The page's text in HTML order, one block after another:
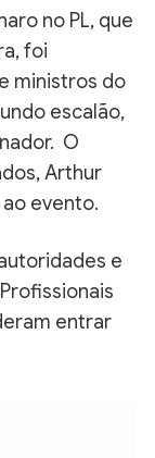
no PL, que
foi
ministros do
escalão,
O
Arthur
evento.
e
entrar